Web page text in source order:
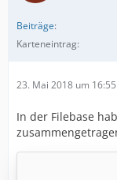
Beiträge
Karteneintrag
23. Mai 2018 um 16:55
In der Filebase